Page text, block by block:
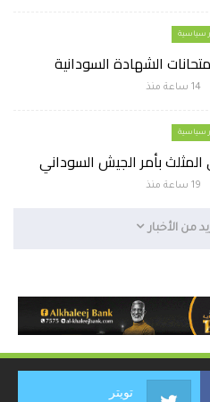
سياسية
الشهادة السودانية
14 ساعة منذ
سياسية
بأمر الجيش السوداني
19 ساعة منذ
من الأخبار
تويتر